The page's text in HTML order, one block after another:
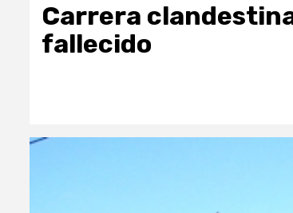
Carrera
fallecido